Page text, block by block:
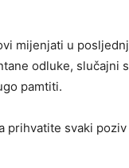
mijenjati u
odluke,
pamtiti.
prihvatite svaki